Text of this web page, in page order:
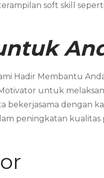
soft skill
Hadir Membantu
untuk
bekerjasama dengan
peningkatan kualitas